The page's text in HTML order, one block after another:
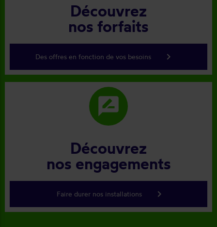
Découvrez
nos forfaits
Des offres en fonction de vos besoins keyboard_arrow_right
rate_review
Découvrez
nos engagements
Faire durer nos installations keyboard_arrow_right